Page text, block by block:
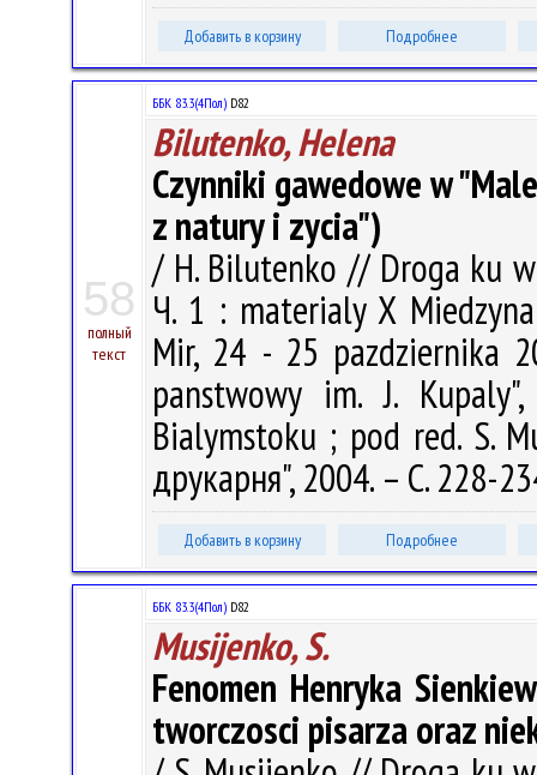
Добавить в корзину Подробнее
58
полный
текст
ББК 83.3(4Пол) D82
Bilutenko, Helena
Czynniki gawedowe w
z natury i zycia")
/ H. Bilutenko // Droga ku
Ч. 1 : materialy X
Mir, 24 - 25 pazdziernika
panstwowy im. J.
Bialymstoku ; pod red. S.
друкарня", 2004. – С. 228-
Добавить в корзину Подробнее
ББК 83.3(4Пол) D82
Musijenko, S.
Fenomen Henryka
tworczosci pisarza oraz